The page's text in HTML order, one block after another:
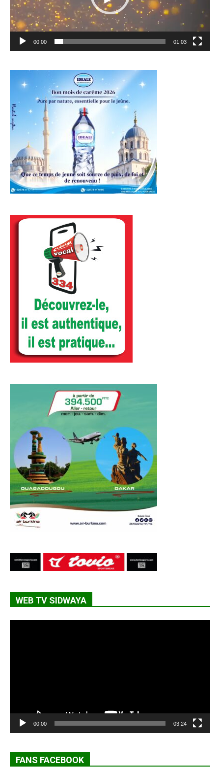
00:00 01:03
WEB TV SIDWAYA
00:00 03:24
FANS FACEBOOK